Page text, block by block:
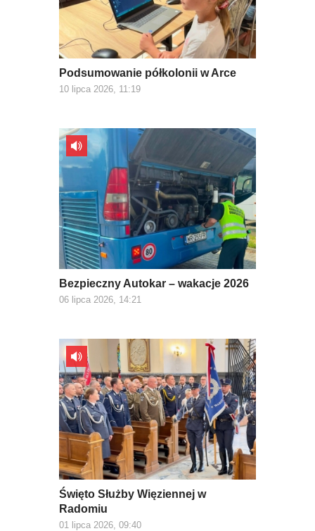
Podsumowanie półkolonii w Arce
10 lipca 2026, 11:19
Bezpieczny Autokar – wakacje 2026
06 lipca 2026, 14:21
Święto Służby Więziennej w
Radomiu
01 lipca 2026, 09:40